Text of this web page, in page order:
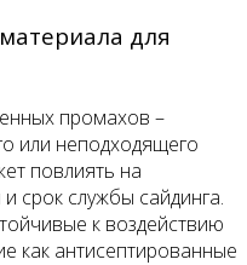
для
промахов –
или неподходящего
повлиять на
срок службы сайдинга.
к воздействию
как антисептированные